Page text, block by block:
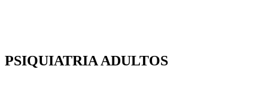
PSIQUIATRIA ADULTOS